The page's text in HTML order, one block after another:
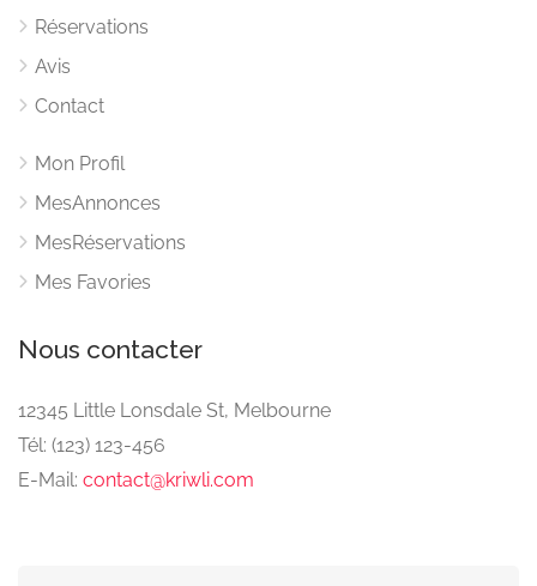
Réservations
Avis
Contact
Mon Profil
MesAnnonces
MesRéservations
Mes Favories
Nous contacter
12345 Little Lonsdale St, Melbourne
Tél: (123) 123-456
E-Mail: contact@kriwli.com